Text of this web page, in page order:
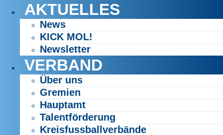
AKTUELLES
News
KICK MOL!
Newsletter
VERBAND
Über uns
Gremien
Hauptamt
Talentförderung
Kreisfussballverbände